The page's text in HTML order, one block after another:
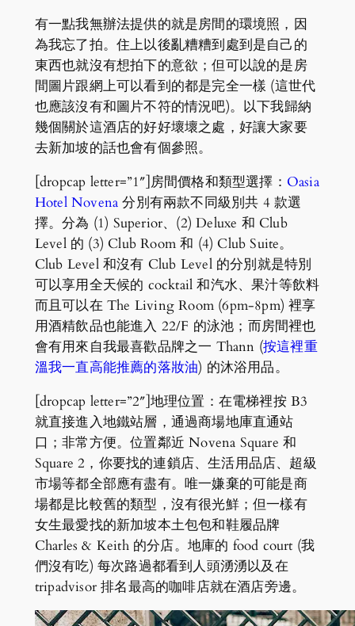
有一點我無辦法提供的就是房間的環境照，因
為我忘了拍。住上以後亂糟糟到處到是自己的
東西也就沒有想拍下的意欲；但可以說的是房
間圖片跟網上可以看到的都是完全一樣 (這世代
也應該沒有和圖片不符的情況吧)。以下我歸納
幾個關於這酒店的好好壞壞之處，好讓大家要
去新加坡的話也會有個參照。
[dropcap letter=”1″]房間價格和類型選擇： Oasia
Hotel Novena 分別有兩款不同級別共 4 款選
擇。分為 (1) Superior、(2) Deluxe 和 Club
Level 的 (3) Club Room 和 (4) Club Suite。
Club Level 和沒有 Club Level 的分別就是特別
可以享用全天候的 cocktail 和汽水、果汁等飲料
而且可以在 The Living Room (6pm-8pm) 裡享
用酒精飲品也能進入 22/F 的泳池；而房間裡也
會有用來自我最喜歡品牌之一 Thann (按這裡重
溫我一直高能推薦的落妝油) 的沐浴用品。
[dropcap letter=”2″]地理位置：在電梯裡按 B3
就直接進入地鐵站層，通過商場地庫直通站
口；非常方便。位置鄰近 Novena Square 和
Square 2，你要找的連鎖店、生活用品店、超級
市場等都全部應有盡有。唯一嫌棄的可能是商
場都是比較舊的類型，沒有很光鮮；但一樣有
女生最愛找的新加坡本土包包和鞋履品牌
Charles & Keith 的分店。地庫的 food court (我
們沒有吃) 每次路過都看到人頭湧湧以及在
tripadvisor 排名最高的咖啡店就在酒店旁邊。